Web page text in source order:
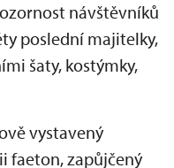
návštěvníků
poslední majitelky,
šaty, kostýmky,
vystavený
faeton, zapůjčený